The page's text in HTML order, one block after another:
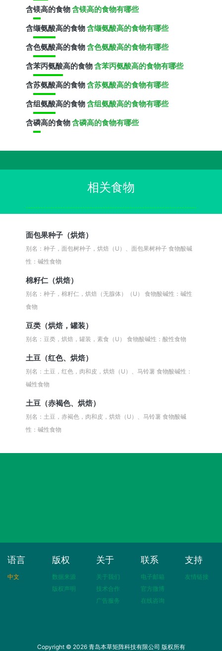
含镁高的食物含镁高的食物有哪些
含缬氨酸高的食物含缬氨酸高的食物有哪些
含色氨酸高的食物含色氨酸高的食物有哪些
含苯丙氨酸高的食物含苯丙氨酸高的食物有哪些
含苏氨酸高的食物含苏氨酸高的食物有哪些
含组氨酸高的食物含组氨酸高的食物有哪些
含磷高的食物含磷高的食物有哪些
相关食物
面包果种子（烘焙）
别名：种子，面包树种子，烘焙（U）、面包果树种子食物酸碱
性：碱性食物
棉籽仁（烘焙）
别名：种子，棉籽仁，烘焙（无腺体）（U）食物酸碱性：碱性
食物
豆类（烘焙，罐装）
别名：豆类，烘焙，罐装，素食（U）食物酸碱性：酸性食物
土豆（红色、烘焙）
别名：土豆，红色，肉和皮，烘焙（U）、马铃薯食物酸碱性：
碱性食物
土豆（赤褐色、烘焙）
别名：土豆，赤褐色，肉和皮，烘焙（U）、马铃薯食物酸碱
性：碱性食物
语言
中文
版权
数据来源
版权声明
关于
关于我们
技术合作
广告服务
联系
电子邮箱
官方微博
在线咨询
支持
友情链接
Copyright © 2026 青岛本草矩阵科技有限公司 版权所有